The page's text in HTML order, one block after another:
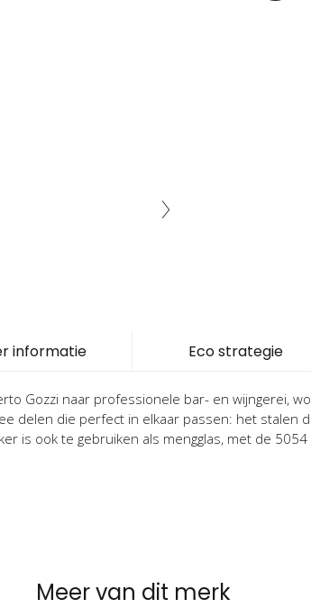
Gozzi naar professionele bar- en wijngerei,
delen die perfect in elkaar passen: het stalen
is ook te gebruiken als mengglas, met de
informatie Eco strategie
Meer van dit merk